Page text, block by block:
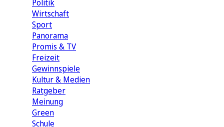
Politik
Wirtschaft
Sport
Panorama
Promis & TV
Freizeit
Gewinnspiele
Kultur & Medien
Ratgeber
Meinung
Green
Schule